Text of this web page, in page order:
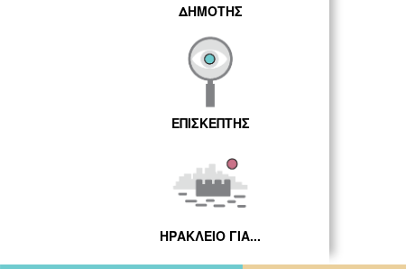
ΔΗΜΟΤΗΣ
ΕΠΙΣΚΕΠΤΗΣ
ΗΡΑΚΛΕΙΟ ΓΙΑ...